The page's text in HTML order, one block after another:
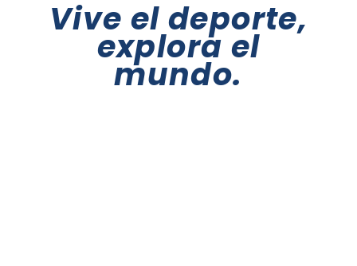
Vive el deporte,
explora el
mundo.